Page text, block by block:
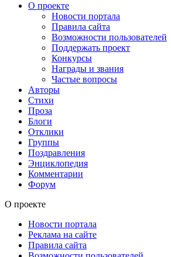
О проекте
Новости портала
Правила сайта
Возможности пользователей
Поддержать проект
Конкурсы
Награды и звания
Частые вопросы
Авторы
Стихи
Проза
Блоги
Отклики
Группы
Поздравления
Энциклопедия
Комментарии
Форум
О проекте
Новости портала
Реклама на сайте
Правила сайта